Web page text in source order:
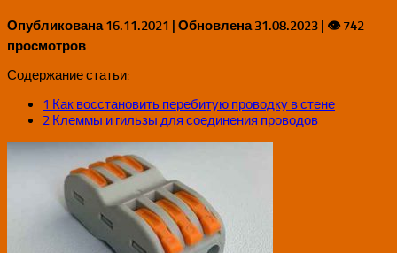
Опубликована16.11.2021 | Обновлена31.08.2023 | 👁 742
просмотров
Содержание статьи:
1 Как восстановить перебитую проводку в стене
2 Клеммы и гильзы для соединения проводов